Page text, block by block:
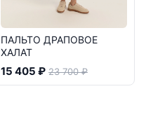
ПАЛЬТО ДРАПОВОЕ
ХАЛАТ
15 405 ₽ 23 700 ₽